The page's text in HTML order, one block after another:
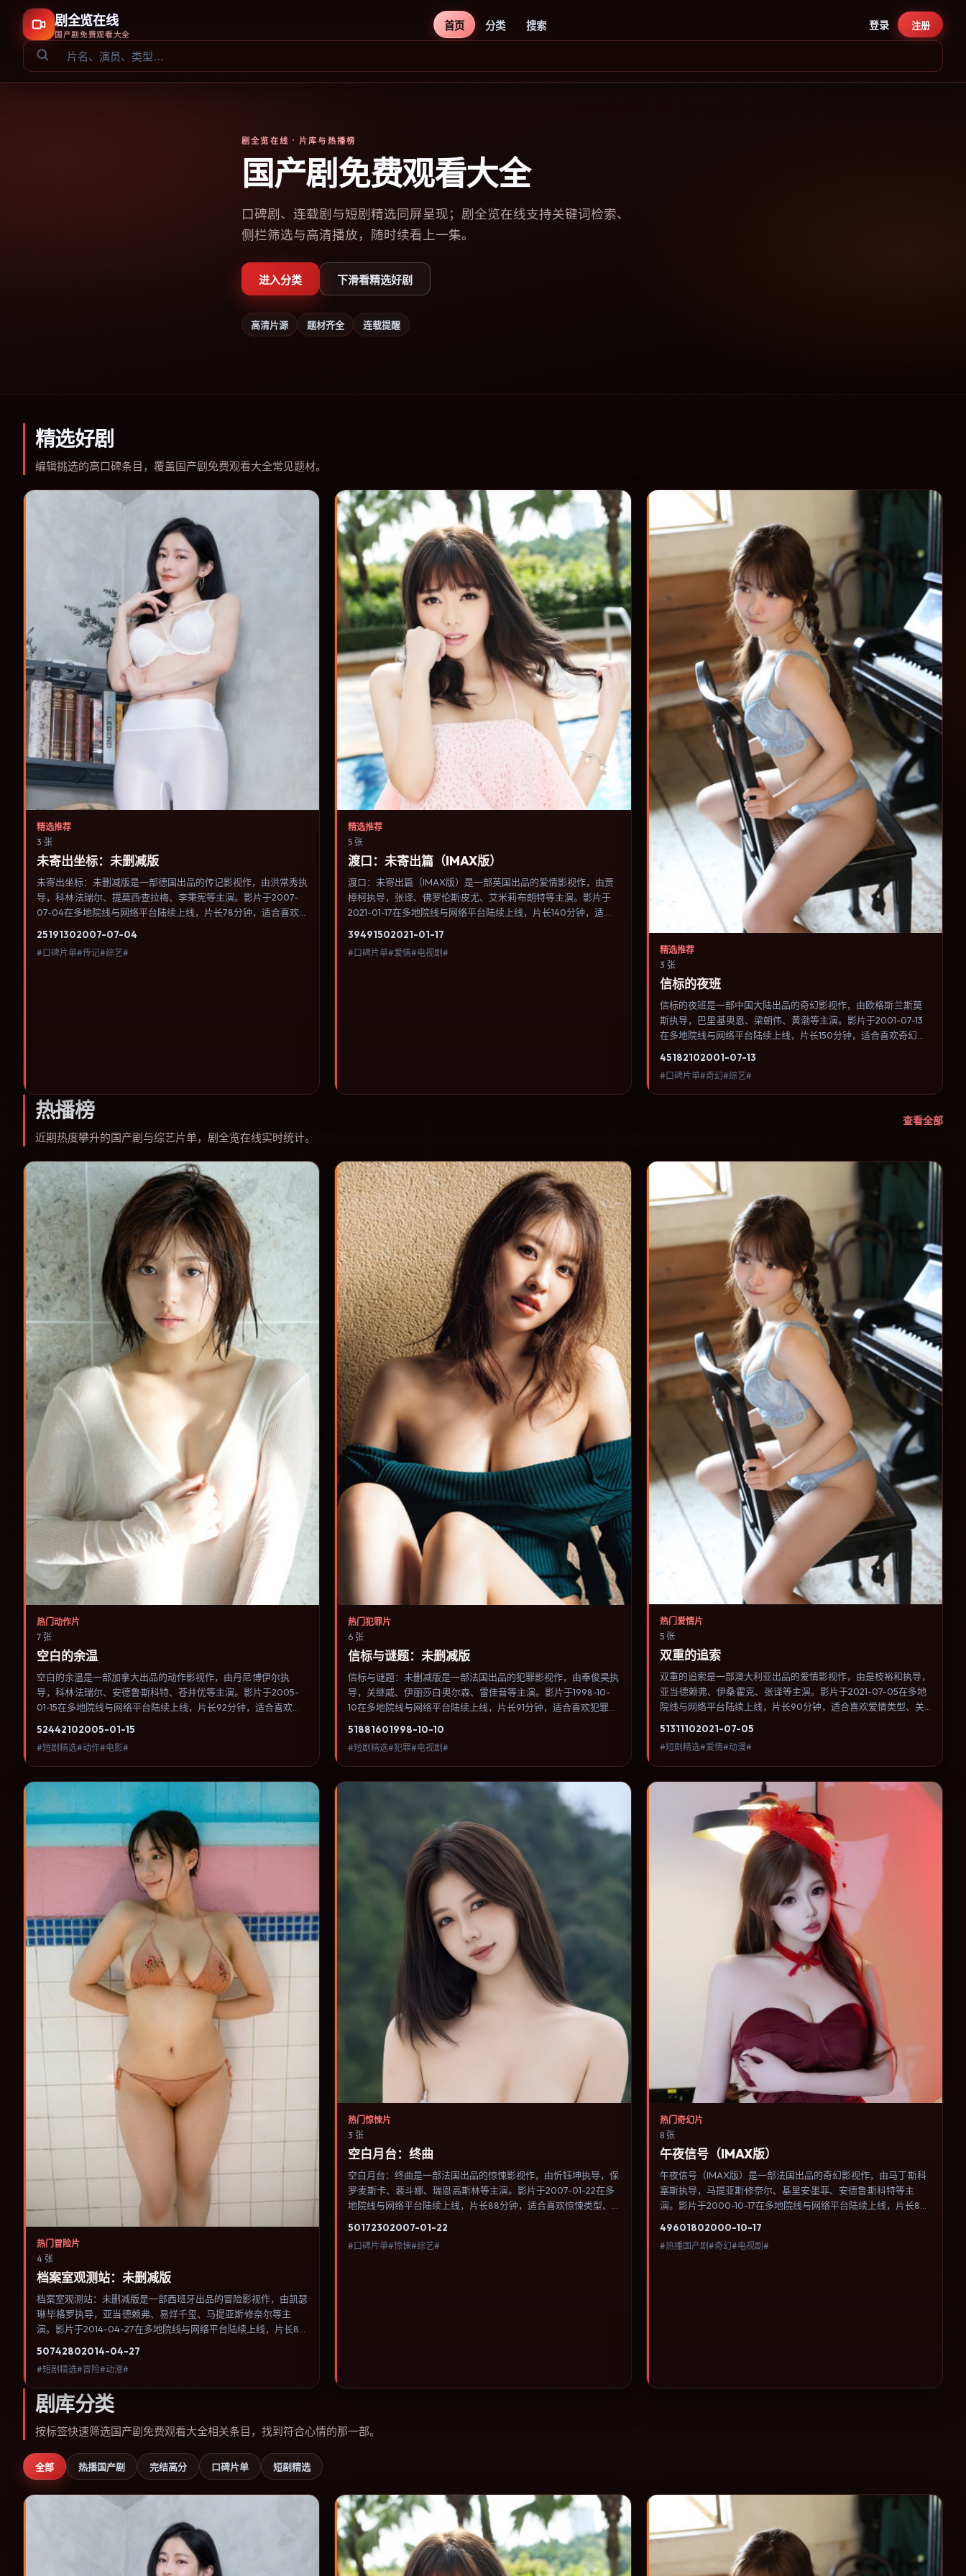
剧全览在线
国产剧免费观看大全
首页 分类 搜索 登录 注册
剧全览在线 · 片库与热播榜
国产剧免费观看大全
口碑剧、连载剧与短剧精选同屏呈现；剧全览在线支持关键词检索、
侧栏筛选与高清播放，随时续看上一集。
进入分类 下滑看精选好剧
高清片源 题材齐全 连载提醒
精选好剧
编辑挑选的高口碑条目，覆盖国产剧免费观看大全常见题材。
精选推荐
3 张
未寄出坐标：未删减版
未寄出坐标：未删减版是一部德国出品的传记影视作，由洪常秀执
导，科林·法瑞尔、提莫西·查拉梅、李秉宪等主演。影片于2007-
07-04在多地院线与网络平台陆续上线，片长78分钟，适合喜欢
焦人物选择与情节推进，节奏与视听语言统一，可作为休闲观影或
25191302007-07-04
#口碑片单#传记#综艺#
精选推荐
5 张
渡口：未寄出篇（IMAX版）
渡口：未寄出篇（IMAX版）是一部英国出品的爱情影视作，由贾
樟柯执导，张译、佛罗伦斯·皮尤、艾米莉·布朗特等主演。影片于
2021-01-17在多地院线与网络平台陆续上线，片长140分钟，适合
内容聚焦人物选择与情节推进，节奏与视听语言统一，可作为休闲
39491502021-01-17
#口碑片单#爱情#电视剧#
精选推荐
3 张
信标的夜班
信标的夜班是一部中国大陆出品的奇幻影视作，由欧格斯·兰斯莫
斯执导，巴里·基奥恩、梁朝伟、黄渤等主演。影片于2001-07-13
在多地院线与网络平台陆续上线，片长150分钟，适合喜欢奇幻类
情节推进，节奏与视听语言统一，可作为休闲观影或类型片补片的
选择。
45182102001-07-13
#口碑片单#奇幻#综艺#
热播榜
近期热度攀升的国产剧与综艺片单，剧全览在线实时统计。
查看全部
热门动作片
7 张
空白的余温
空白的余温是一部加拿大出品的动作影视作，由丹尼·博伊尔执
导，科林·法瑞尔、安德鲁·斯科特、苍井优等主演。影片于2005-
01-15在多地院线与网络平台陆续上线，片长92分钟，适合喜欢动
人生某一阶段，避免流水账式的大事年表罗列。内容聚焦人物选择
与情节推进，节奏与视听语言统一，可作为休闲观影或类型片补片
的选择。
52442102005-01-15
#短剧精选#动作#电影#
热门犯罪片
6 张
信标与谜题：未删减版
信标与谜题：未删减版是一部法国出品的犯罪影视作，由奉俊昊执
导，关继威、伊丽莎白·奥尔森、雷佳音等主演。影片于1998-10-
10在多地院线与网络平台陆续上线，片长91分钟，适合喜欢犯罪类
证的科学推论，避免为炫技而牺牲人物动机。内容聚焦人物选择与
情节推进，节奏与视听语言统一，可作为休闲观影或类型片补片的
选择。
51881601998-10-10
#短剧精选#犯罪#电视剧#
热门爱情片
5 张
双重的追索
双重的追索是一部澳大利亚出品的爱情影视作，由是枝裕和执导，
亚当·德赖弗、伊桑·霍克、张译等主演。影片于2021-07-05在多地
院线与网络平台陆续上线，片长90分钟，适合喜欢爱情类型、关
情节推进，节奏与视听语言统一，可作为休闲观影或类型片补片的
选择。
51311102021-07-05
#短剧精选#爱情#动漫#
热门冒险片
4 张
档案室观测站：未删减版
档案室观测站：未删减版是一部西班牙出品的冒险影视作，由凯瑟
琳·毕格罗执导，亚当·德赖弗、易烊千玺、马提亚斯·修奈尔等主
演。影片于2014-04-27在多地院线与网络平台陆续上线，片长89
果。内容聚焦人物选择与情节推进，节奏与视听语言统一，可作为
休闲观影或类型片补片的选择。
50742802014-04-27
#短剧精选#冒险#动漫#
热门惊悚片
3 张
空白月台：终曲
空白月台：终曲是一部法国出品的惊悚影视作，由忻钰坤执导，保
罗·麦斯卡、裴斗娜、瑞恩·高斯林等主演。影片于2007-01-22在多
地院线与网络平台陆续上线，片长88分钟，适合喜欢惊悚类型、
一条牵引主角走向自我认知的暗线。内容聚焦人物选择与情节推
进，节奏与视听语言统一，可作为休闲观影或类型片补片的选择。
50172302007-01-22
#口碑片单#惊悚#综艺#
热门奇幻片
8 张
午夜信号（IMAX版）
午夜信号（IMAX版）是一部法国出品的奇幻影视作，由马丁·斯科
塞斯执导，马提亚斯·修奈尔、基里安·墨菲、安德鲁·斯科特等主
演。影片于2000-10-17在多地院线与网络平台陆续上线，片长87
动作场面服务于人物关系，每一次冲突都会改写角色之间的信任边
界。内容聚焦人物选择与情节推进，节奏与视听语言统一，可作为
49601802000-10-17
#热播国产剧#奇幻#电视剧#
剧库分类
按标签快速筛选国产剧免费观看大全相关条目，找到符合心情的那一部。
全部 热播国产剧 完结高分 口碑片单 短剧精选